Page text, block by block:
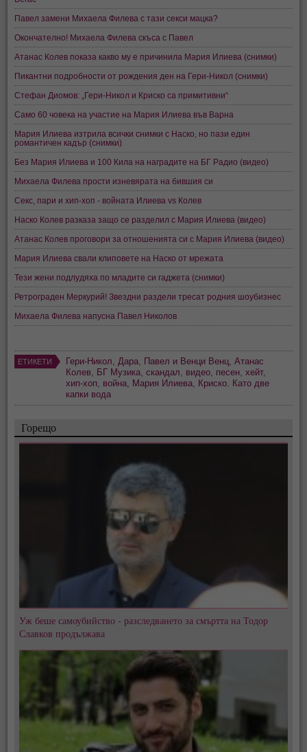
Павел замени Михаела Филева с тази секси мацка?
Окончателно! Михаела Филева скъса с Павел
Атанас Колев показа какво му е причинила Мария Илиева (снимки)
Пикантни подробности от рождения ден на Гери-Никол (снимки)
Стефан Диомов: „Гери-Никол и Криско са примитивни“
Само 60 човека на участие на Мария Илиева във Варна
Мария Илиева изтрила всички снимки с Наско, но пази един
романтичен кадър (снимки)
Без Мария Илиева и 100 Кила на наградите на БГ Радио (видео)
Михаела Филева прости изневярата на бившия си
Секс, пари и хип-хоп - войната Илиева vs Колев
Наско Колев разказа защо се разделил с Мария Илиева (видео)
Атанас Колев проговори за отношенията си с Мария Илиева (видео)
Мария Илиева свали клиповете на Наско от мрежата
Тези жени подлудяха по младите си гаджета (снимки)
Ретрограден Меркурий! Звездни раздели тресат родния шоубизнес
Михаела Филева напусна Павел Николов
ЕТИКЕТИ Гери-Никол,Дара, Павел и Венци Венц,Атанас
Колев, БГ Музика,скандал, видео, песен,хейт,
хип-хоп, война, Мария Илиева, Криско. Като две
капки вода
Горещо
Уж беше самоубийство - разследването за смъртта на Тодор
Славков продължава